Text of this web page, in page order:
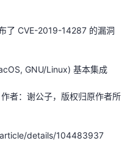
了 CVE-2019-14287 的漏洞
GNU/Linux) 基本集成
者：谢公子，版权归原作者所
details/104483937